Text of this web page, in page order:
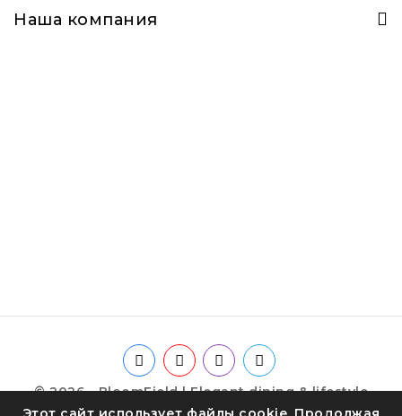
Наша компания
© 2026 - BloomField | Elegant dining & lifestyle